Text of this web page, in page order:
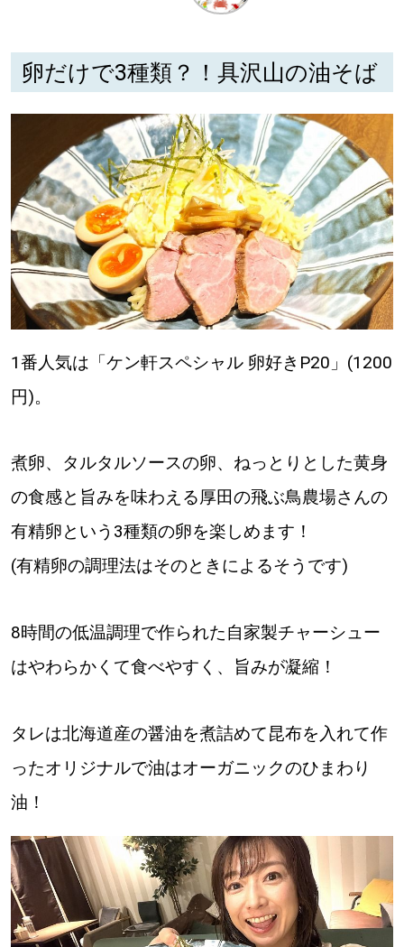
SitakkeTV
LOCAL ローカルエリア
all
札幌
道北
KEYWORD キーワード
Sitakke編集部あい
Sitakke編集部 IKU
【暮らしの知恵を身につけたい】
【札幌のお気に入りを見つけたい】
【道央のお気に入りを見つけたい】
【道北のお気に入りを見つけたい】
【道東のお気に入りを見つけたい】
卵だけで3種類？！具沢山の油そば
1番人気は「ケン軒スペシャル 卵好きP20」(1200
円)。
煮卵、タルタルソースの卵、ねっとりとした黄身
の食感と旨みを味わえる厚田の飛ぶ鳥農場さんの
有精卵という3種類の卵を楽しめます！
(有精卵の調理法はそのときによるそうです)
8時間の低温調理で作られた自家製チャーシュー
はやわらかくて食べやすく、旨みが凝縮！
タレは北海道産の醤油を煮詰めて昆布を入れて作
ったオリジナルで油はオーガニックのひまわり
油！